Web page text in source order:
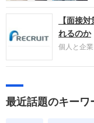
【面接
れるのか
個人と企
やこれま
しょう。
最近話題のキーワ